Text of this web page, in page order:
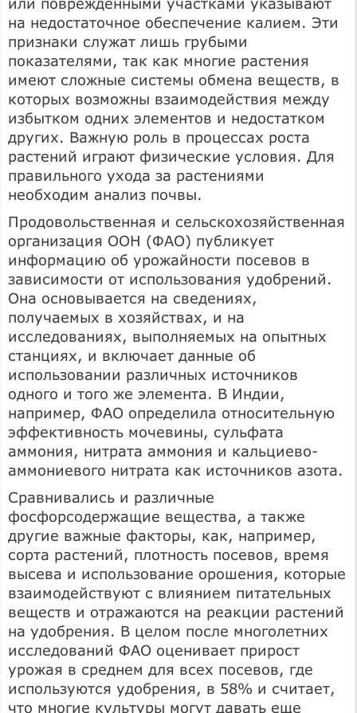
на недостаточное обеспечение калием. Эти
признаки служат лишь грубыми
показателями, так как многие растения
имеют сложные системы обмена веществ, в
которых возможны взаимодействия между
избытком одних элементов и недостатком
других. Важную роль в процессах роста
растений играют физические условия. Для
правильного ухода за растениями
необходим анализ почвы.
Продовольственная и сельскохозяйственная
организация ООН (ФАО) публикует
информацию об урожайности посевов в
зависимости от использования удобрений.
Она основывается на сведениях,
получаемых в хозяйствах, и на
исследованиях, выполняемых на опытных
станциях, и включает данные об
использовании различных источников
одного и того же элемента. В Индии,
например, ФАО определила относительную
эффективность мочевины, сульфата
аммония, нитрата аммония и кальциево-
аммониевого нитрата как источников азота.
Сравнивались и различные
фосфорсодержащие вещества, а также
другие важные факторы, как, например,
сорта растений, плотность посевов, время
высева и использование орошения, которые
взаимодействуют с влиянием питательных
веществ и отражаются на реакции растений
на удобрения. В целом после многолетних
исследований ФАО оценивает прирост
урожая в среднем для всех посевов, где
используются удобрения, в 58% и считает,
что многие культуры могут давать еще